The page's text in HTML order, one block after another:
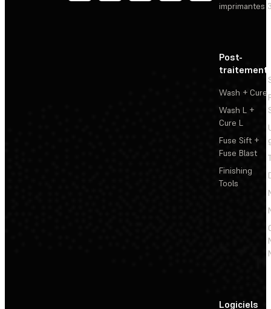
imprimantes
Post-
traitement
Wash + Cure
Wash L +
Cure L
Fuse Sift +
Fuse Blast
Finishing
Tools
Logiciels